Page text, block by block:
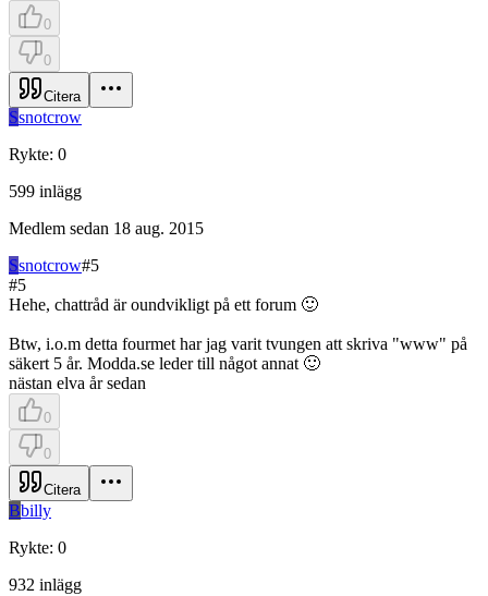
0
0
Citera
Ssnotcrow
Rykte: 0
599 inlägg
Medlem sedan 18 aug. 2015
Ssnotcrow#5
#5
Hehe, chattråd är oundvikligt på ett forum 🙂
Btw, i.o.m detta fourmet har jag varit tvungen att skriva "www" på
säkert 5 år. Modda.se leder till något annat 🙂
nästan elva år sedan
0
0
Citera
Bbilly
Rykte: 0
932 inlägg